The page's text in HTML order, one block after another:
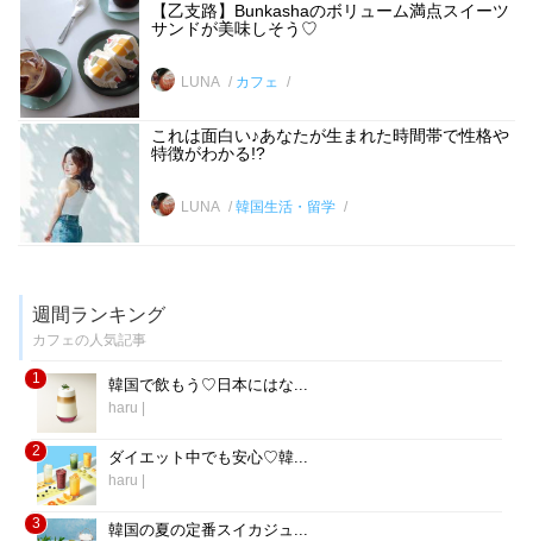
【乙支路】Bunkashaのボリューム満点スイーツ
サンドが美味しそう♡
LUNA カフェ
これは面白い♪あなたが生まれた時間帯で性格や
特徴がわかる!?
LUNA 韓国生活・留学
週間ランキング
カフェの人気記事
1 韓国で飲もう♡日本にはな...
haru
2 ダイエット中でも安心♡韓...
haru
3 韓国の夏の定番スイカジュ...